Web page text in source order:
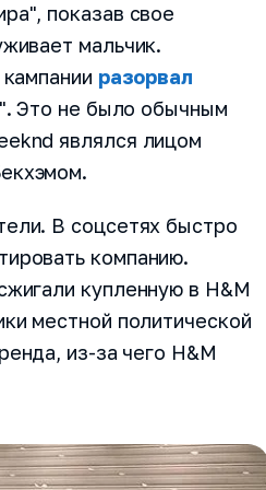
показав свое
мальчик.
разорвал
Это не было обычным
являлся лицом
В соцсетях быстро
компанию.
купленную в H&M
местной политической
из-за чего H&M